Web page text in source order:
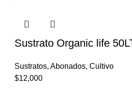
Sustrato Organic life
Sustratos, Abonados, Cultivo
$12,000